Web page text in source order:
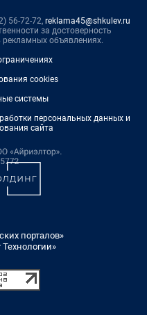
56-72-72, reklama45@shkulev.ru
за достоверность
объявлениях.
cookies
системы
персональных данных и
сайта
порталов»